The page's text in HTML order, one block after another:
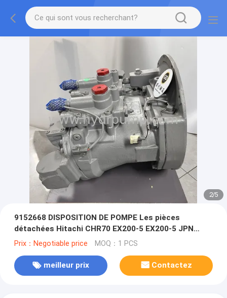
2/5
9152668 DISPOSITION DE POMPE Les pièces
détachées Hitachi CHR70 EX200-5 EX200-5 JPN
EX200-5HG EX200-5HHE EX200-5LV JAP EX200-5X
Prix：Negotiable price MOQ：1 PCS
meilleur prix Contactez